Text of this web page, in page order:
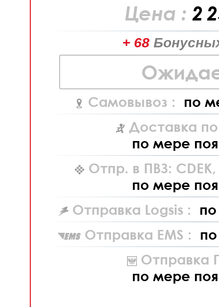
Цена : 2
+ 68
Самовывоз : по
Доставка
по мере
Отпр. в ПВЗ: CDEK,
по мере
Отправка Logsis :
Отправка EMS :
Отправка
по мере